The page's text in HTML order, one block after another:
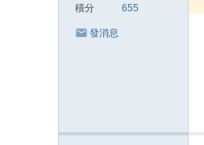
積分 655
發消息